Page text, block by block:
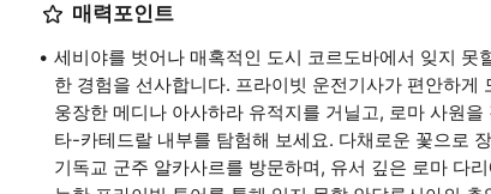
매력포인트
세비야를 벗어나 매혹적인 도시 코르도바에서 잊지
한 경험을 선사합니다. 프라이빗 운전기사가 편안하
웅장한 메디나 아사하라 유적지를 거닐고, 로마 사원
타-카테드랄 내부를 탐험해 보세요. 다채로운 꽃으로
기독교 군주 알카사르를 방문하며, 유서 깊은 로마 다